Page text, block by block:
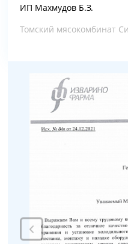
ИП Махмудов Б.З.
Томский мясокомбинат